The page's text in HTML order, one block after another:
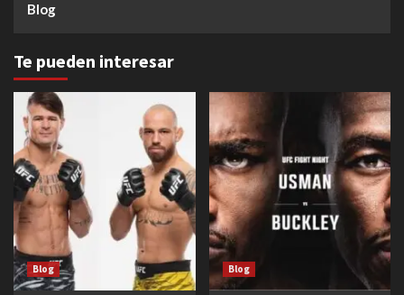
Blog
Te pueden interesar
Blog Blog